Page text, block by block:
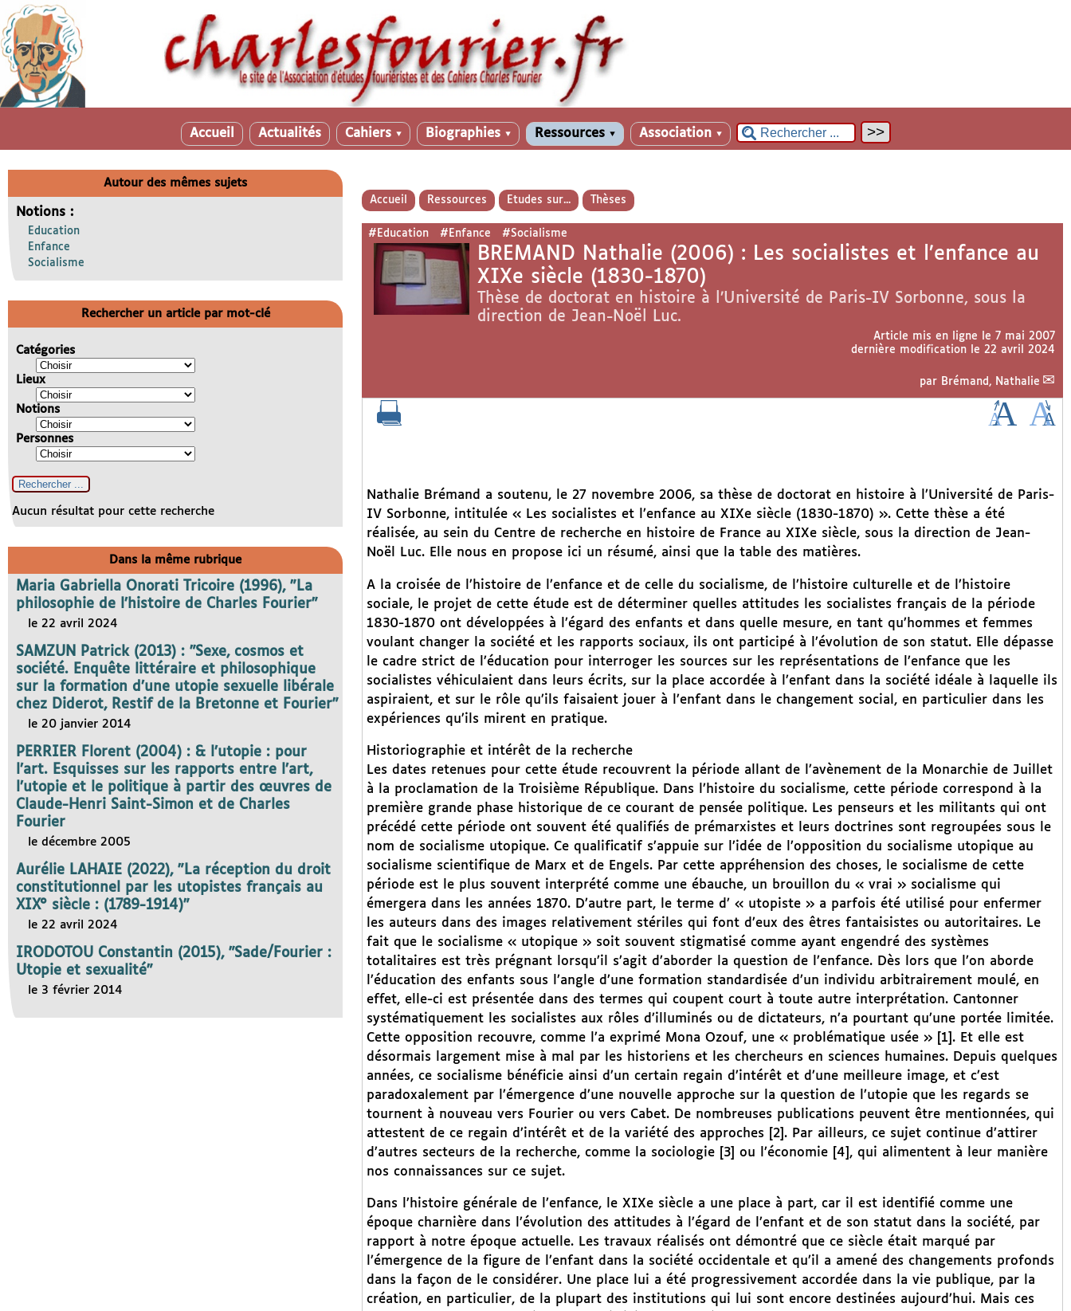
Accueil Actualités Cahiers ▼ Biographies ▼ Ressources ▼ Association ▼
Accueil Ressources Etudes sur... Thèses
#Education #Enfance #Socialisme
BREMAND Nathalie (2006) : Les socialistes et l’enfance au
XIXe siècle (1830-1870)
Thèse de doctorat en histoire à l’Université de Paris-IV Sorbonne, sous la
direction de Jean-Noël Luc.
Article mis en ligne le 7 mai 2007
dernière modification le 22 avril 2024
par Brémand, Nathalie
Nathalie Brémand a soutenu, le 27 novembre 2006, sa thèse de doctorat en histoire à l’Université de Paris-
IV Sorbonne, intitulée « Les socialistes et l’enfance au XIXe siècle (1830-1870) ». Cette thèse a été
réalisée, au sein du Centre de recherche en histoire de France au XIXe siècle, sous la direction de Jean-
Noël Luc. Elle nous en propose ici un résumé, ainsi que la table des matières.
A la croisée de l’histoire de l’enfance et de celle du socialisme, de l’histoire culturelle et de l’histoire
sociale, le projet de cette étude est de déterminer quelles attitudes les socialistes français de la période
1830-1870 ont développées à l’égard des enfants et dans quelle mesure, en tant qu’hommes et femmes
voulant changer la société et les rapports sociaux, ils ont participé à l’évolution de son statut. Elle dépasse
le cadre strict de l’éducation pour interroger les sources sur les représentations de l’enfance que les
socialistes véhiculaient dans leurs écrits, sur la place accordée à l’enfant dans la société idéale à laquelle ils
aspiraient, et sur le rôle qu’ils faisaient jouer à l’enfant dans le changement social, en particulier dans les
expériences qu’ils mirent en pratique.
Historiographie et intérêt de la recherche
Les dates retenues pour cette étude recouvrent la période allant de l’avènement de la Monarchie de Juillet
à la proclamation de la Troisième République. Dans l’histoire du socialisme, cette période correspond à la
première grande phase historique de ce courant de pensée politique. Les penseurs et les militants qui ont
précédé cette période ont souvent été qualifiés de prémarxistes et leurs doctrines sont regroupées sous le
nom de socialisme utopique. Ce qualificatif s’appuie sur l’idée de l’opposition du socialisme utopique au
socialisme scientifique de Marx et de Engels. Par cette appréhension des choses, le socialisme de cette
période est le plus souvent interprété comme une ébauche, un brouillon du « vrai » socialisme qui
émergera dans les années 1870. D’autre part, le terme d’ « utopiste » a parfois été utilisé pour enfermer
les auteurs dans des images relativement stériles qui font d’eux des êtres fantaisistes ou autoritaires. Le
fait que le socialisme « utopique » soit souvent stigmatisé comme ayant engendré des systèmes
totalitaires est très prégnant lorsqu’il s’agit d’aborder la question de l’enfance. Dès lors que l’on aborde
l’éducation des enfants sous l’angle d’une formation standardisée d’un individu arbitrairement moulé, en
effet, elle-ci est présentée dans des termes qui coupent court à toute autre interprétation. Cantonner
systématiquement les socialistes aux rôles d’illuminés ou de dictateurs, n’a pourtant qu’une portée limitée.
Cette opposition recouvre, comme l’a exprimé Mona Ozouf, une « problématique usée » [1]. Et elle est
désormais largement mise à mal par les historiens et les chercheurs en sciences humaines. Depuis quelques
années, ce socialisme bénéficie ainsi d’un certain regain d’intérêt et d’une meilleure image, et c’est
paradoxalement par l’émergence d’une nouvelle approche sur la question de l’utopie que les regards se
tournent à nouveau vers Fourier ou vers Cabet. De nombreuses publications peuvent être mentionnées, qui
attestent de ce regain d’intérêt et de la variété des approches [2]. Par ailleurs, ce sujet continue d’attirer
d’autres secteurs de la recherche, comme la sociologie [3] ou l’économie [4], qui alimentent à leur manière
nos connaissances sur ce sujet.
Dans l’histoire générale de l’enfance, le XIXe siècle a une place à part, car il est identifié comme une
époque charnière dans l’évolution des attitudes à l’égard de l’enfant et de son statut dans la société, par
rapport à notre époque actuelle. Les travaux réalisés ont démontré que ce siècle était marqué par
l’émergence de la figure de l’enfant dans la société occidentale et qu’il a amené des changements profonds
dans la façon de le considérer. Une place lui a été progressivement accordée dans la vie publique, par la
création, en particulier, de la plupart des institutions qui lui sont encore destinées aujourd’hui. Mais ces
Autour des mêmes sujets
Notions :
Education
Enfance
Socialisme
Rechercher un article par mot-clé
Catégories
Lieux
Notions
Personnes
Aucun résultat pour cette recherche
Dans la même rubrique
Maria Gabriella Onorati Tricoire (1996), "La
philosophie de l’histoire de Charles Fourier"
le 22 avril 2024
SAMZUN Patrick (2013) : "Sexe, cosmos et
société. Enquête littéraire et philosophique
sur la formation d’une utopie sexuelle libérale
chez Diderot, Restif de la Bretonne et Fourier"
le 20 janvier 2014
PERRIER Florent (2004) : & l’utopie : pour
l’art. Esquisses sur les rapports entre l’art,
l’utopie et le politique à partir des œuvres de
Claude-Henri Saint-Simon et de Charles
Fourier
le décembre 2005
Aurélie LAHAIE (2022), "La réception du droit
constitutionnel par les utopistes français au
XIX° siècle : (1789-1914)"
le 22 avril 2024
IRODOTOU Constantin (2015), "Sade/Fourier :
Utopie et sexualité"
le 3 février 2014